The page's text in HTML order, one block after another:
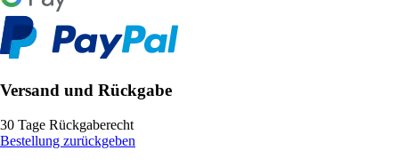
Versand und Rückgabe
30 Tage Rückgaberecht
Bestellung zurückgeben